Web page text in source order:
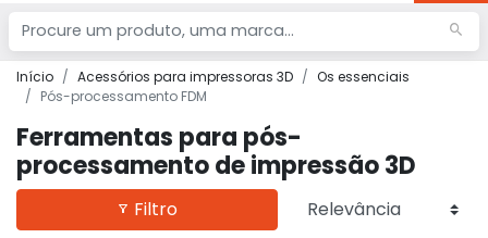
Início Acessórios para impressoras 3D
Os essenciais
Pós-processamento FDM
Ferramentas para pós-
processamento de impressão 3D
Filtro